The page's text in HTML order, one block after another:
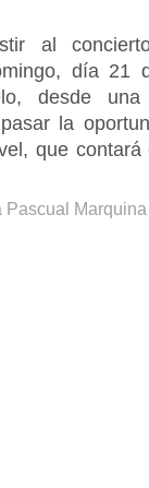
al
día 21
desde
la
que
Pascual Marquina